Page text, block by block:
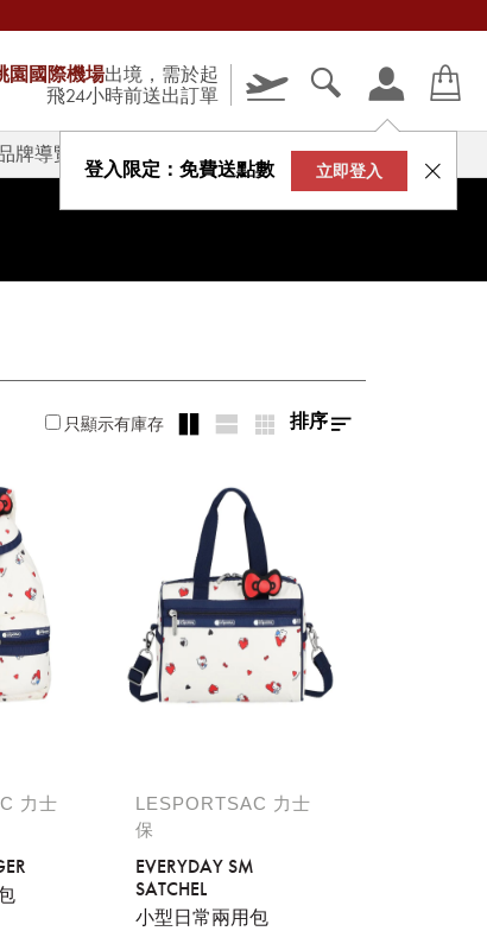
園國際機場出境，需於起
飛24小時前送出訂單
登入限定：免費送點數 立即登入
牌導覽 V-STORY
只顯示有庫存 排序
力士
LESPORTSAC 力士
保
EVERYDAY SM
SATCHEL
小型日常兩用包